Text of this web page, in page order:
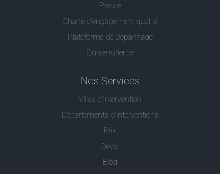
Presse
Charte d’engagement qualité
Plateforme de Dépannage
Ou-serrurier.be
Nos Services
Villes d'intervention
Départements d'interventions
Prix
Devis
Blog